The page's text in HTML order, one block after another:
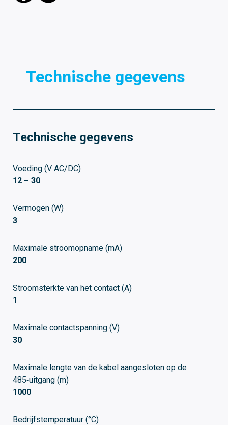
Technische gegevens
Technische gegevens
Voeding (V AC/DC)
12 – 30
Vermogen (W)
3
Maximale stroomopname (mA)
200
Stroomsterkte van het contact (A)
1
Maximale contactspanning (V)
30
Maximale lengte van de kabel aangesloten op de
485‑uitgang (m)
1000
Bedrijfstemperatuur (°C)